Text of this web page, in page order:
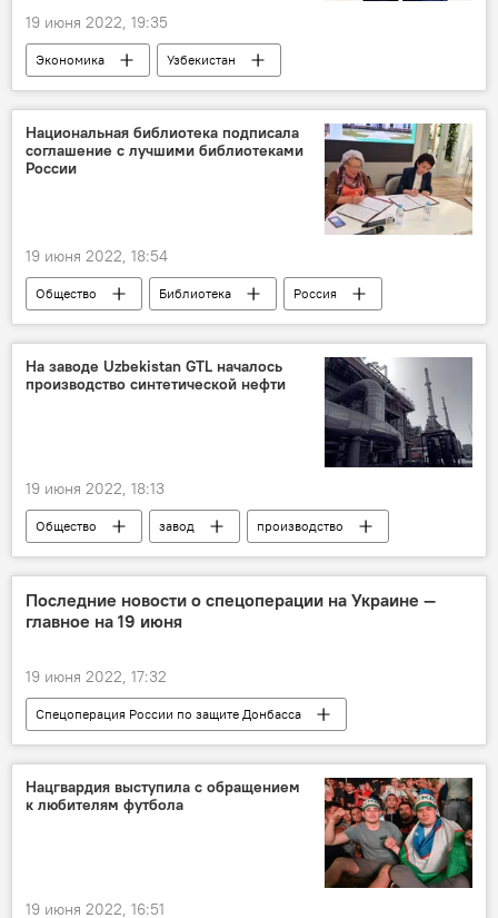
19 июня 2022, 19:35
Экономика
Узбекистан
Таджикистан
товарооборот
Национальная библиотека подписала
соглашение с лучшими библиотеками
России
19 июня 2022, 18:54
Общество Библиотека Россия
На заводе Uzbekistan GTL началось
производство синтетической нефти
19 июня 2022, 18:13
Общество завод
производство
Нефть
Узбекистан
Последние новости о спецоперации на Украине —
главное на 19 июня
19 июня 2022, 17:32
Спецоперация России по защите Донбасса
Украина
ДНР
Нацгвардия выступила с обращением
к любителям футбола
19 июня 2022, 16:51